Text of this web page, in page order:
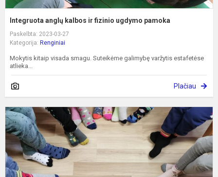
Integruota anglų kalbos ir fizinio ugdymo pamoka
Paskelbta: 2023-03-27
Kategorija: Renginiai
Mokytis kitaip visada smagu. Suteikėme galimybę varžytis estafetėse
atlieka...
Plačiau